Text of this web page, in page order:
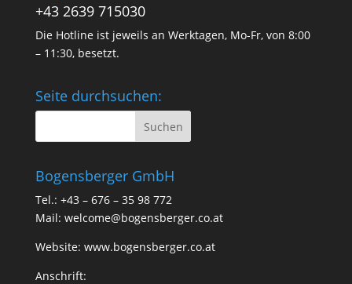
+43 2639 715030
Die Hotline ist jeweils an Werktagen, Mo-Fr, von 8:00
– 11:30, besetzt.
Seite durchsuchen:
Bogensberger GmbH
Tel.: +43 – 676 – 35 98 772
Mail: welcome@bogensberger.co.at
Website: www.bogensberger.co.at
Anschrift: